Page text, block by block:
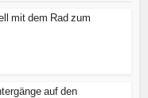
mit dem Rad zum
auf den